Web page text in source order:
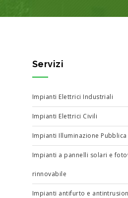
Servizi
Impianti Elettrici Industriali
Impianti Elettrici Civili
Impianti Illuminazione Pubblica
Impianti a pannelli solari e
rinnovabile
Impianti antifurto e